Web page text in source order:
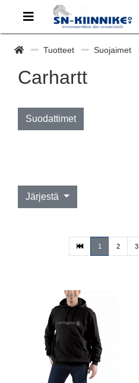
Tuotteet Suojaimet
Carhartt
Suodattimet
Järjestä
1 (current)
2 3